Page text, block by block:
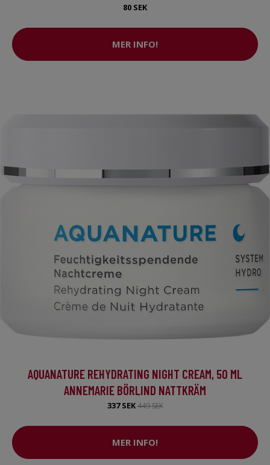
80 SEK
MER INFO!
AQUANATURE REHYDRATING NIGHT CREAM, 50 ML
ANNEMARIE BÖRLIND NATTKRÄM
337 SEK449 SEK
MER INFO!